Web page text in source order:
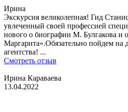
Ирина
Экскурсия великолепная! Гид
увлеченный своей профессией
нового о биографии М. Булгакова и
Маргарита».Обязательно пойдем на
агентства! ...
Смотреть отзыв
Ирина Караваева
13.04.2022